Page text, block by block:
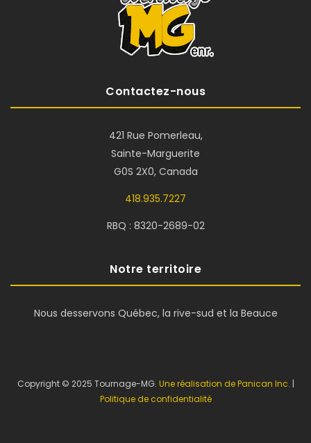
Contactez-nous
421 Rue Pomerleau,
Sainte-Marguerite
G0S 2X0, Canada
418.935.7227
RBQ : 8320-2689-02
Notre territoire
Nous desservons Québec, la rive-sud et la Beauce
Copyright © 2025 Tournage-MG. Une réalisation de Panican Inc. |
Politique de confidentialité